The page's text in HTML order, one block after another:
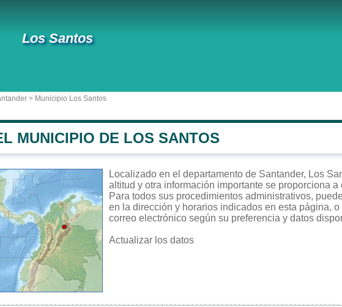
Los Santos
> Municipio Los Santos
MUNICIPIO DE LOS SANTOS
Localizado en el departamento de Santander, Los
altitud y otra información importante se proporciona a
Para todos sus procedimientos administrativos,
en la dirección y horarios indicados en esta página,
correo electrónico según su preferencia y datos
Actualizar los datos